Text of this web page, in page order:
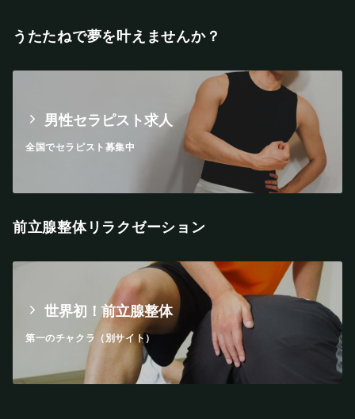
うたたねで夢を叶えませんか？
男性セラピスト求人
全国でセラピスト募集中
前立腺整体リラクゼーション
世界初！前立腺整体
第一のチャクラ（別サイト）